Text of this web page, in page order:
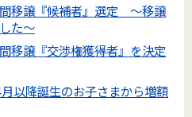
移譲『候補者』選定 ～移譲
た～
移譲『交渉権獲得者』を決定
以降誕生のお子さまから増額